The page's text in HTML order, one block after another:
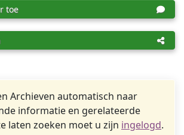
toe
Archieven automatisch naar
informatie en gerelateerde
laten zoeken moet u zijn ingelogd.